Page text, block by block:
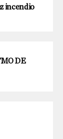
incendio
DE